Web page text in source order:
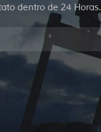
dentro de 24 Horas.